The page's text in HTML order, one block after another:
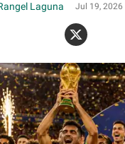
Laguna Jul 19, 2026